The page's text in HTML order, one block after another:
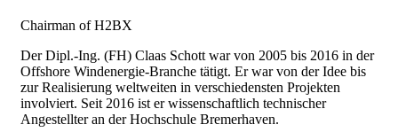
Chairman of H2BX
Der Dipl.-Ing. (FH) Claas Schott war von 2005 bis 2016 in der
Offshore Windenergie-Branche tätigt. Er war von der Idee bis
zur Realisierung weltweiten in verschiedensten Projekten
involviert. Seit 2016 ist er wissenschaftlich technischer
Angestellter an der Hochschule Bremerhaven.